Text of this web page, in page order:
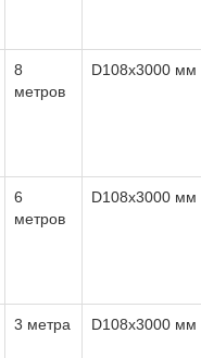
8
метров
D108х3000 мм
6
метров
D108х3000 мм
3 метра D108х3000 мм